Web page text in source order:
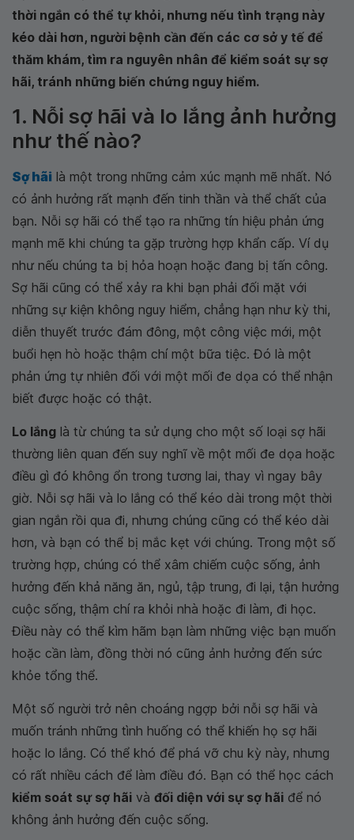
thời ngắn có thể tự khỏi, nhưng nếu tình trạng này
kéo dài hơn, người bệnh cần đến các cơ sở y tế để
thăm khám, tìm ra nguyên nhân để kiểm soát sự sợ
hãi, tránh những biến chứng nguy hiểm.
1. Nỗi sợ hãi và lo lắng ảnh hưởng
như thế nào?
Sợ hãi là một trong những cảm xúc mạnh mẽ nhất. Nó
có ảnh hưởng rất mạnh đến tinh thần và thể chất của
bạn. Nỗi sợ hãi có thể tạo ra những tín hiệu phản ứng
mạnh mẽ khi chúng ta gặp trường hợp khẩn cấp. Ví dụ
như nếu chúng ta bị hỏa hoạn hoặc đang bị tấn công.
Sợ hãi cũng có thể xảy ra khi bạn phải đối mặt với
những sự kiện không nguy hiểm, chẳng hạn như kỳ thi,
diễn thuyết trước đám đông, một công việc mới, một
buổi hẹn hò hoặc thậm chí một bữa tiệc. Đó là một
phản ứng tự nhiên đối với một mối đe dọa có thể nhận
biết được hoặc có thật.
Lo lắng là từ chúng ta sử dụng cho một số loại sợ hãi
thường liên quan đến suy nghĩ về một mối đe dọa hoặc
điều gì đó không ổn trong tương lai, thay vì ngay bây
giờ. Nỗi sợ hãi và lo lắng có thể kéo dài trong một thời
gian ngắn rồi qua đi, nhưng chúng cũng có thể kéo dài
hơn, và bạn có thể bị mắc kẹt với chúng. Trong một số
trường hợp, chúng có thể xâm chiếm cuộc sống, ảnh
hưởng đến khả năng ăn, ngủ, tập trung, đi lại, tận hưởng
cuộc sống, thậm chí ra khỏi nhà hoặc đi làm, đi học.
Điều này có thể kìm hãm bạn làm những việc bạn muốn
hoặc cần làm, đồng thời nó cũng ảnh hưởng đến sức
khỏe tổng thể.
Một số người trở nên choáng ngợp bởi nỗi sợ hãi và
muốn tránh những tình huống có thể khiến họ sợ hãi
hoặc lo lắng. Có thể khó để phá vỡ chu kỳ này, nhưng
có rất nhiều cách để làm điều đó. Bạn có thể học cách
kiểm soát sự sợ hãi và đối diện với sự sợ hãi để nó
không ảnh hưởng đến cuộc sống.